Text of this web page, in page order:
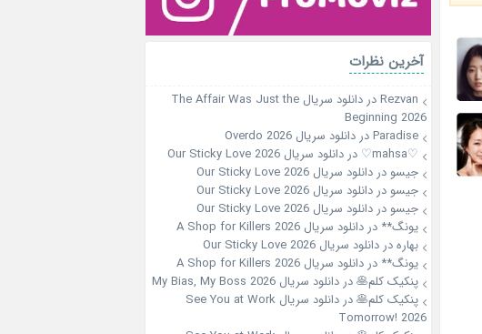
آخرین نظرات
Rezvanدر
دانلود سریال The Affair Was Just the
Beginning 2026
Paradiseدر دانلود سریال Overdo 2026
♡mahsa♡
در دانلود سریال Our Sticky Love 2026
جیسو در دانلود سریال Our Sticky Love 2026
جیسو در دانلود سریال Our Sticky Love 2026
جیسو در دانلود سریال Our Sticky Love 2026
یونگ** در دانلود سریال A Shop for Killers 2026
بهارهدر دانلود سریال Our Sticky Love 2026
یونگ** در دانلود سریال A Shop for Killers 2026
پنکیک کلم🥞در دانلود سریال My Bias, My Boss 2026
پنکیک کلم🥞در
دانلود سریال See You at Work
Tomorrow! 2026